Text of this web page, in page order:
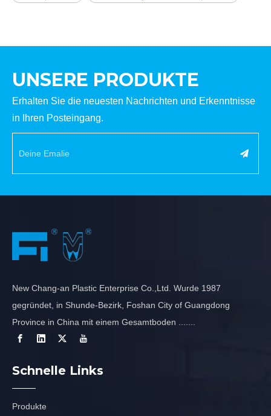
UNSERE PRODUKTE
Erhalten Sie die neuesten Nachrichten und Erkenntnisse
in Ihren Posteingang.
New Chang-an Plastic Enterprise Co.,Ltd. Wurde 1987
gegründet, in Shunde-Bezirk, Foshan City of Guangdong
Province in China mit einem Gesamtboden .......
Schnelle Links
Produkte